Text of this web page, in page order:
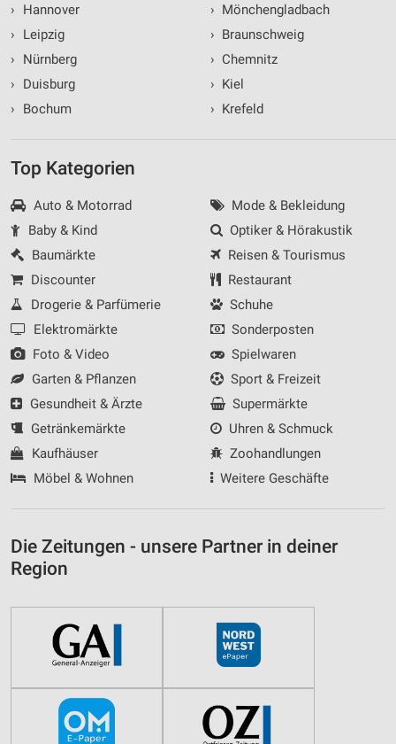
›
Hannover
›
Leipzig
›
Nürnberg
›
Duisburg
›
Bochum
› Mönchengladbach
› Braunschweig
› Chemnitz
› Kiel
› Krefeld
Top Kategorien
Auto & Motorrad
Baby & Kind
Baumärkte
Discounter
Drogerie & Parfümerie
Elektromärkte
Foto & Video
Garten & Pflanzen
Gesundheit & Ärzte
Getränkemärkte
Kaufhäuser
Möbel & Wohnen
Mode & Bekleidung
Optiker & Hörakustik
Reisen & Tourismus
Restaurant
Schuhe
Sonderposten
Spielwaren
Sport & Freizeit
Supermärkte
Uhren & Schmuck
Zoohandlungen
Weitere Geschäfte
Die Zeitungen - unsere Partner in deiner
Region